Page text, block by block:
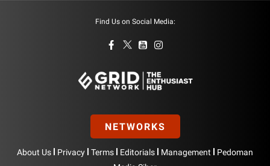
Find Us on Social Media:
NETWORKS
About Us Privacy Terms Editorials Management
Pedoman